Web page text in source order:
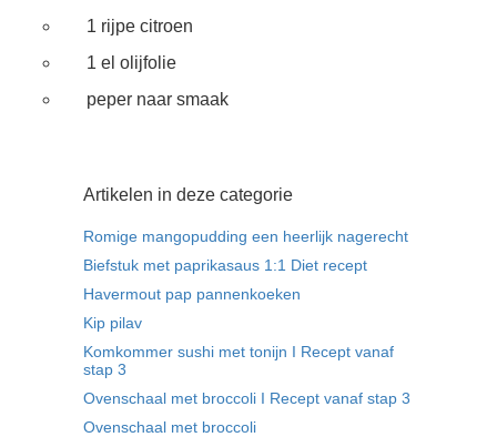
1 rijpe citroen
1 el olijfolie
peper naar smaak
Artikelen in deze categorie
Romige mangopudding een heerlijk nagerecht
Biefstuk met paprikasaus 1:1 Diet recept
Havermout pap pannenkoeken
Kip pilav
Komkommer sushi met tonijn I Recept vanaf
stap 3
Ovenschaal met broccoli I Recept vanaf stap 3
Ovenschaal met broccoli